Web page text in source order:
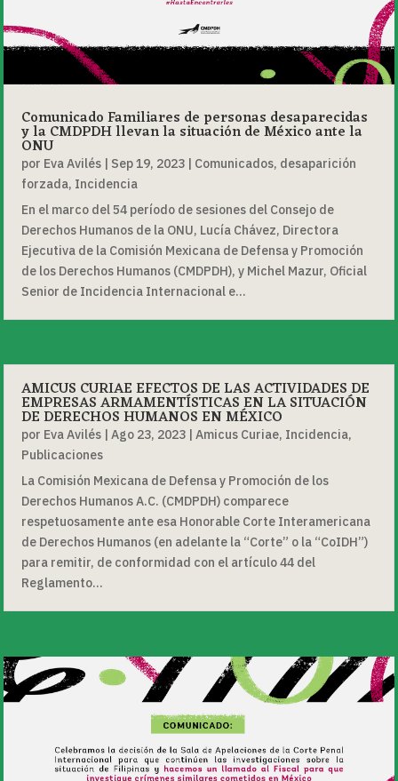
Comunicado Familiares de personas desaparecidas
y la CMDPDH llevan la situación de México ante la
ONU
por Eva Avilés | Sep 19, 2023 | Comunicados, desaparición
forzada, Incidencia
En el marco del 54 período de sesiones del Consejo de
Derechos Humanos de la ONU, Lucía Chávez, Directora
Ejecutiva de la Comisión Mexicana de Defensa y Promoción
de los Derechos Humanos (CMDPDH), y Michel Mazur, Oficial
Senior de Incidencia Internacional e...
AMICUS CURIAE EFECTOS DE LAS ACTIVIDADES DE
EMPRESAS ARMAMENTÍSTICAS EN LA SITUACIÓN
DE DERECHOS HUMANOS EN MÉXICO
por Eva Avilés |Ago 23, 2023 |Amicus Curiae, Incidencia,
Publicaciones
La Comisión Mexicana de Defensa y Promoción de los
Derechos Humanos A.C. (CMDPDH) comparece
respetuosamente ante esa Honorable Corte Interamericana
de Derechos Humanos (en adelante la “Corte” o la “CoIDH”)
para remitir, de conformidad con el artículo 44 del
Reglamento...